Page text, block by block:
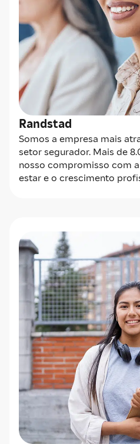
Randstad
Somos a empresa mais
setor segurador. Mais de
nosso compromisso com
estar e o crescimento